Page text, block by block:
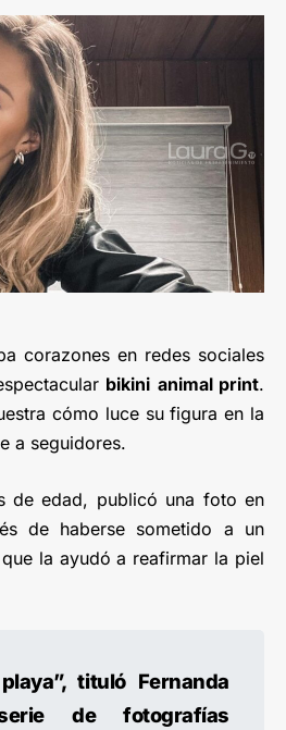
corazones en redes sociales
bikini animal print.
cómo luce su figura en la
a seguidores.
de edad, publicó una foto en
de haberse sometido a un
la ayudó a reafirmar la piel
tituló Fernanda
de fotografías